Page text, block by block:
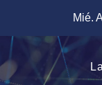
contenido
Mié.